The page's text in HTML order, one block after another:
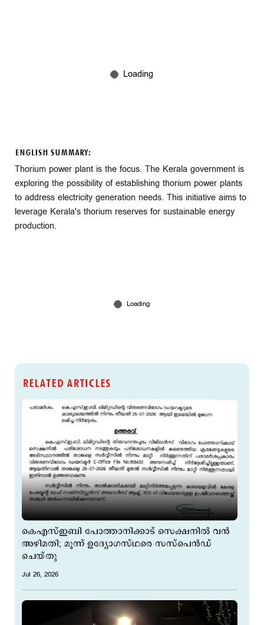
ENGLISH SUMMARY:
Thorium power plant is the focus. The Kerala government is
exploring the possibility of establishing thorium power plants
to address electricity generation needs. This initiative aims to
leverage Kerala's thorium reserves for sustainable energy
production.
RELATED ARTICLES
കെഎസ്ഇബി പോത്താനിക്കാട് സെക്ഷനില്‍ വന്‍
അഴിമതി; മൂന്ന് ഉദ്യോഗസ്ഥരെ സസ്പെന്‍ഡ്
ചെയ്തു
Jul 26, 2026